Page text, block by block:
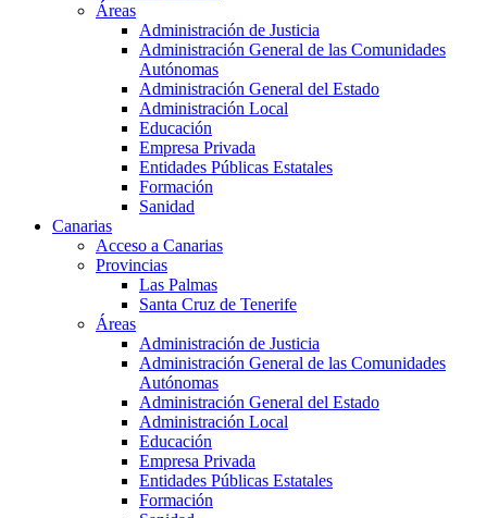
Áreas
Administración de Justicia
Administración General de las Comunidades
Autónomas
Administración General del Estado
Administración Local
Educación
Empresa Privada
Entidades Públicas Estatales
Formación
Sanidad
Canarias
Acceso a Canarias
Provincias
Las Palmas
Santa Cruz de Tenerife
Áreas
Administración de Justicia
Administración General de las Comunidades
Autónomas
Administración General del Estado
Administración Local
Educación
Empresa Privada
Entidades Públicas Estatales
Formación